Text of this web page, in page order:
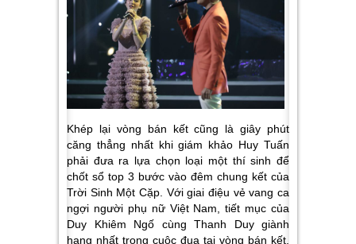
Khép lại vòng bán kết cũng là giây phút
căng thẳng nhất khi giám khảo Huy Tuấn
phải đưa ra lựa chọn loại một thí sinh để
chốt sổ top 3 bước vào đêm chung kết của
Trời Sinh Một Cặp . Với giai điệu vẻ vang ca
ngợi người phụ nữ Việt Nam, tiết mục của
Duy Khiêm Ngố cùng Thanh Duy giành
hạng nhất trong cuộc đua tại vòng bán kết.